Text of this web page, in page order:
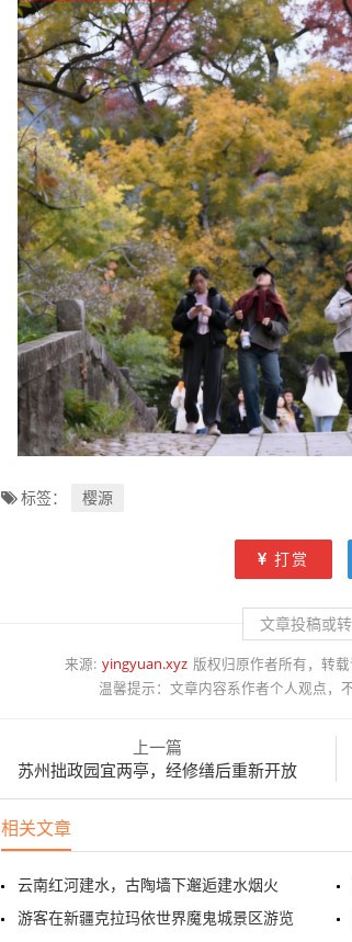
标签： 樱源
打赏
文章投稿或转
来源: yingyuan.xyz 版权归原作者所有，转
温馨提示：文章内容系作者个人观点，
上一篇
苏州拙政园宜两亭，经修缮后重新开放
相关文章
云南红河建水，古陶墙下邂逅建水烟火
游客在新疆克拉玛依世界魔鬼城景区游览